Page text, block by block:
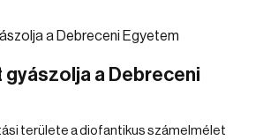
a Debreceni
területe a diofantikus számelmélet